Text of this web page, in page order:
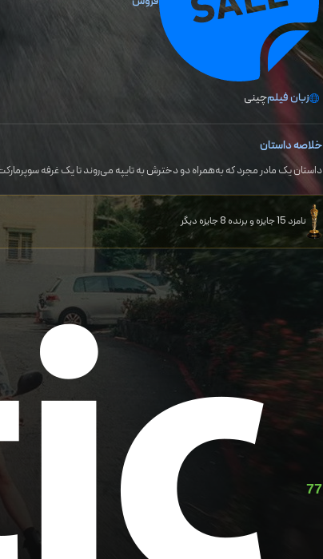
زبان فیلمچینی
خلاصه داستان
داستان یک مادر مجرد که به‌همراه دو دخترش به تایپه می‌روند تا یک غرفه
نامزد 15 جایزه و برنده 8 جایزه دیگر
77